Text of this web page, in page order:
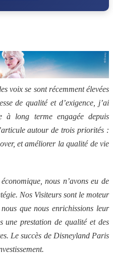
voix se sont récemment élevées
de qualité et d’exigence, j’ai
à long terme engagée depuis
autour de trois priorités :
et améliorer la qualité de vie
nous n’avons eu de
Nos Visiteurs sont le moteur
que nous enrichissions leur
une prestation de qualité et des
Le succès de Disneyland Paris